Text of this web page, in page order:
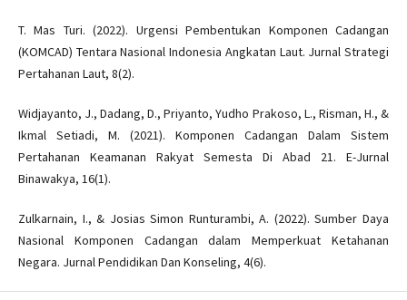
T. Mas Turi. (2022). Urgensi Pembentukan Komponen Cadangan
(KOMCAD) Tentara Nasional Indonesia Angkatan Laut. Jurnal Strategi
Pertahanan Laut, 8(2).
Widjayanto, J., Dadang, D., Priyanto, Yudho Prakoso, L., Risman, H., &
Ikmal Setiadi, M. (2021). Komponen Cadangan Dalam Sistem
Pertahanan Keamanan Rakyat Semesta Di Abad 21. E-Jurnal
Binawakya, 16(1).
Zulkarnain, I., & Josias Simon Runturambi, A. (2022). Sumber Daya
Nasional Komponen Cadangan dalam Memperkuat Ketahanan
Negara. Jurnal Pendidikan Dan Konseling, 4(6).